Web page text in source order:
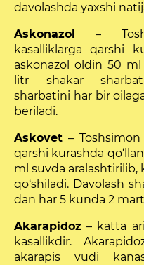
davolashda yaxshi
Askonazol
–
kasalliklarga qarshi
askonazol oldin 50
litr shakar
sharbatini har bir
beriladi.
Askovet –
qarshi kurashda
ml suvda aralashtirilib,
qo‘shiladi. Davolash
dan har 5 kunda 2
Akarapidoz – katta
kasallikdir.
akarapis vudi